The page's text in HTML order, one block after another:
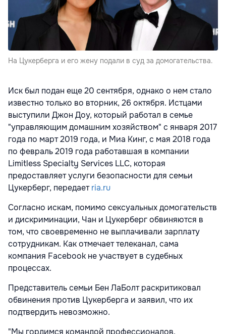
На Цукерберга и его жену подали в суд за домогательства.
Иск был подан еще 20 сентября, однако о нем стало
известно только во вторник, 26 октября. Истцами
выступили Джон Доу, который работал в семье
"управляющим домашним хозяйством" с января 2017
года по март 2019 года, и Миа Кинг, с мая 2018 года
по февраль 2019 года работавшая в компании
Limitless Specialty Services LLC, которая
предоставляет услуги безопасности для семьи
Цукерберг, передаетria.ru
Согласно искам, помимо сексуальных домогательств
и дискриминации, Чан и Цукерберг обвиняются в
том, что своевременно не выплачивали зарплату
сотрудникам. Как отмечает телеканал, сама
компания Facebook не участвует в судебных
процессах.
Представитель семьи Бен ЛаБолт раскритиковал
обвинения против Цукерберга и заявил, что их
подтвердить невозможно.
"Мы гордимся командой профессионалов,